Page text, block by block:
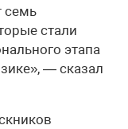
семь
стали
этапа
— сказал